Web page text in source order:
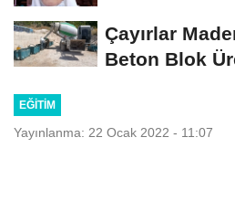
Çayırlar
Beton Blok
EĞITIM
Yayınlanma: 22 Ocak 2022 - 11:07